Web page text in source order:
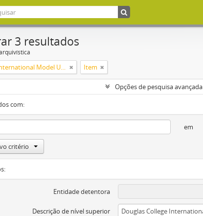
3 resultados
Douglas College International Model United Nations (DOUGIMUN) Item
Opções de pesquisa avançada
com:
em
critério
Entidade detentora
Descrição de nível superior